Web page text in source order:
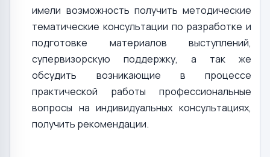
имели возможность получить методические
тематические консультации по разработке и
подготовке материалов выступлений,
супервизорскую поддержку, а так же
обсудить возникающие в процессе
практической работы профессиональные
вопросы на индивидуальных консультациях,
получить рекомендации.